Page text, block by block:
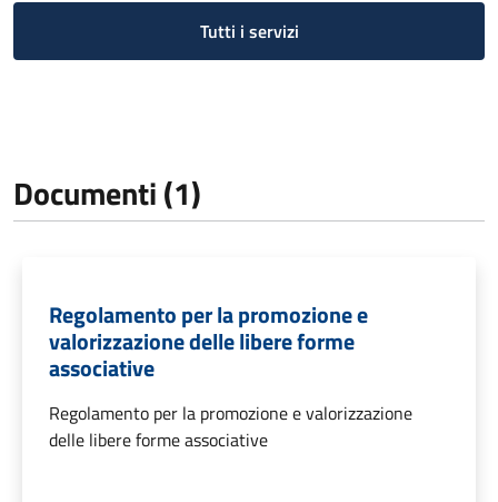
Tutti i servizi
Documenti (1)
Regolamento per la promozione e
valorizzazione delle libere forme
associative
Regolamento per la promozione e valorizzazione
delle libere forme associative